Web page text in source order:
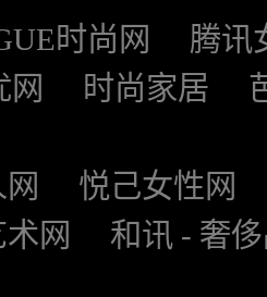
时尚网
腾讯
网 时尚家居
悦己女性网
网
和讯 - 奢